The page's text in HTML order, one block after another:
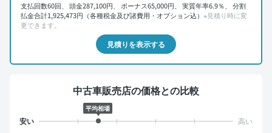
支払回数60回、 頭金287,100円、 ボーナス65,000円、 実質年率6.9％、 分割
払金合計1,925,473円（各種税金及び諸費用・オプション込） ※見積り時に変
更できます。
見積りを表示する
中古車販売店の価格との比較
平均相場